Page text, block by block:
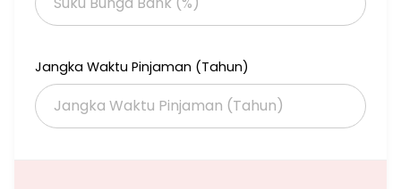
Jangka Waktu Pinjaman (Tahun)